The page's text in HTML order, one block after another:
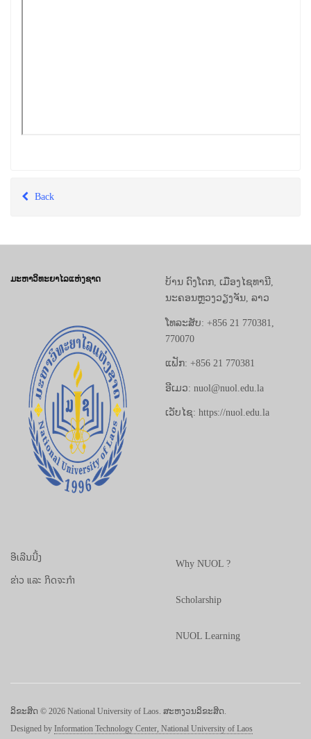
Back
ມະຫາວິທະຍາໄລແຫ່ງຊາດ
ບ້ານ ດົງໂດກ, ເມືອງໄຊທານີ,
ນະຄອນຫຼວງວຽງຈັນ, ລາວ
ໂທລະສັບ: +856 21 770381,
770070
ແຟັກ: +856 21 770381
ອີເມວ: nuol@nuol.edu.la
ເວັບໄຊ: https://nuol.edu.la
ອີເລີນນີ້ງ
ຂ່າວ ແລະ ກິດຈະກຳ
Why NUOL ?
Scholarship
NUOL Learning
ລິຂະສິດ © 2026 National University of Laos. ສະຫງວນລິຂະສິດ.
Designed by Information Technology Center, National University of Laos